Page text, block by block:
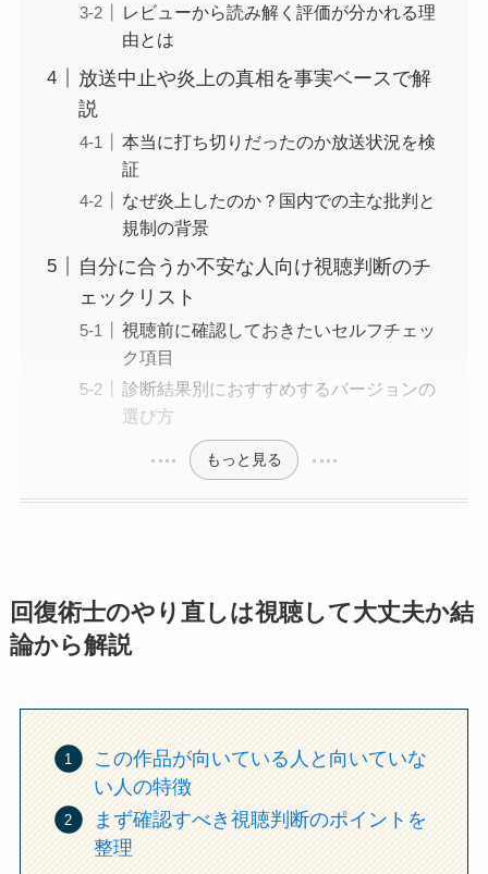
レビューから読み解く評価が分かれる理
由とは
放送中止や炎上の真相を事実ベースで解
説
本当に打ち切りだったのか放送状況を検
証
なぜ炎上したのか？国内での主な批判と
規制の背景
自分に合うか不安な人向け視聴判断のチ
ェックリスト
視聴前に確認しておきたいセルフチェッ
ク項目
診断結果別におすすめするバージョンの
選び方
もっと見る
回復術士のやり直しは視聴して大丈夫か結
論から解説
この作品が向いている人と向いていな
い人の特徴
まず確認すべき視聴判断のポイントを
整理